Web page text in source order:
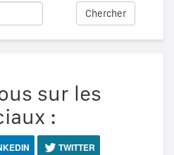
Chercher
sur les
:
TWITTER